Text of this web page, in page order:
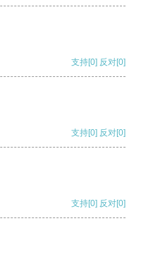
支持[0] 反对[0]
支持[0] 反对[0]
支持[0] 反对[0]